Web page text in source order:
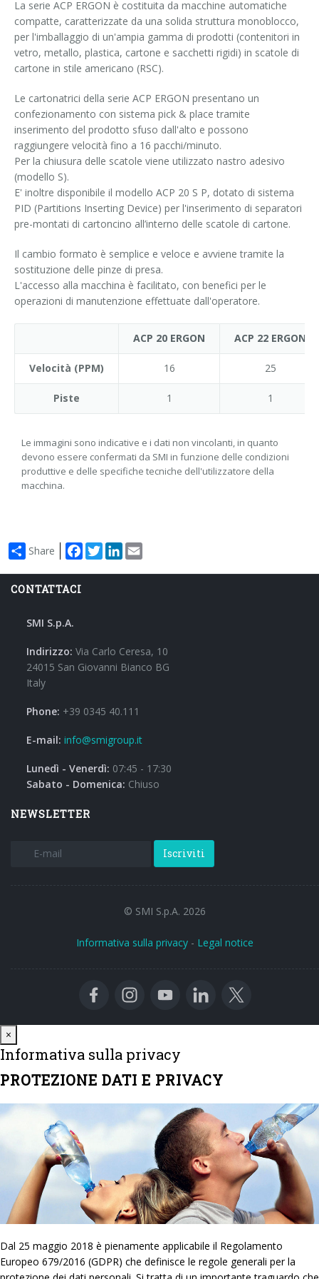
La serie ACP ERGON è costituita da macchine automatiche
compatte, caratterizzate da una solida struttura monoblocco,
per l'imballaggio di un'ampia gamma di prodotti (contenitori in
vetro, metallo, plastica, cartone e sacchetti rigidi) in scatole di
cartone in stile americano (RSC).
Le cartonatrici della serie ACP ERGON presentano un
confezionamento con sistema pick & place tramite
inserimento del prodotto sfuso dall'alto e possono
raggiungere velocità fino a 16 pacchi/minuto.
Per la chiusura delle scatole viene utilizzato nastro adesivo
(modello S).
E' inoltre disponibile il modello ACP 20 S P, dotato di sistema
PID (Partitions Inserting Device) per l'inserimento di separatori
pre-montati di cartoncino all’interno delle scatole di cartone.
Il cambio formato è semplice e veloce e avviene tramite la
sostituzione delle pinze di presa.
L'accesso alla macchina è facilitato, con benefici per le
operazioni di manutenzione effettuate dall'operatore.
ACP 20 ERGON ACP 22 ERGON
Velocità (PPM) 16 25
Piste 1 1
Le immagini sono indicative e i dati non vincolanti, in quanto
devono essere confermati da SMI in funzione delle condizioni
produttive e delle specifiche tecniche dell'utilizzatore della
macchina.
Share Facebook
TwitterLinkedIn
CONTATTACI
SMI S.p.A.
Indirizzo: Via Carlo Ceresa, 10
24015 San Giovanni Bianco BG
Italy
Phone: +39 0345 40.111
E-mail: info@smigroup.it
Lunedì - Venerdì: 07:45 - 17:30
Sabato - Domenica: Chiuso
NEWSLETTER
Iscriviti
© SMI S.p.A. 2026
Informativa sulla privacy - Legal notice
×
Informativa sulla privacy
PROTEZIONE DATI E PRIVACY
Dal 25 maggio 2018 è pienamente applicabile il Regolamento
Europeo 679/2016 (GDPR) che definisce le regole generali per la